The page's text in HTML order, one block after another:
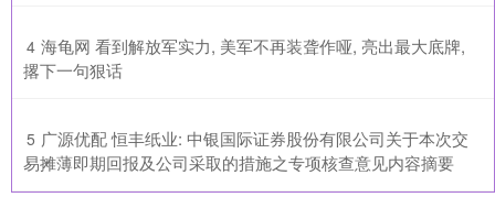
4 ​海龟网 看到解放军实力, 美军不再装聋作哑, 亮出最大底牌,
撂下一句狠话
5 ​广源优配 恒丰纸业: 中银国际证券股份有限公司关于本次交
易摊薄即期回报及公司采取的措施之专项核查意见内容摘要